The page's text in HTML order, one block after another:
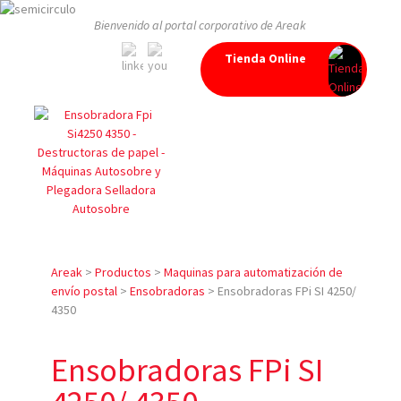
Bienvenido al portal corporativo de Areak
Tienda Online
Areak> Productos > Maquinas para automatización de
envío postal> Ensobradoras > Ensobradoras FPi SI 4250/
4350
Ensobradoras FPi SI